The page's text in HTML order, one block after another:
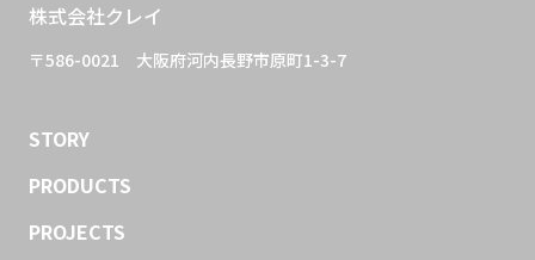
株式会社クレイ
〒586-0021 大阪府河内長野市原町1-3-7
STORY
PRODUCTS
PROJECTS